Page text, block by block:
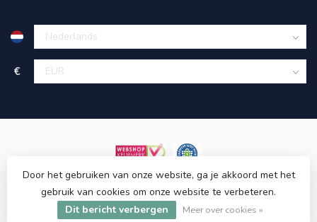
€
© Copyright 2026 ET48.com
Door het gebruiken van onze website, ga je akkoord met het
gebruik van cookies om onze website te verbeteren.
Dit bericht verbergen
Meer over cookies »